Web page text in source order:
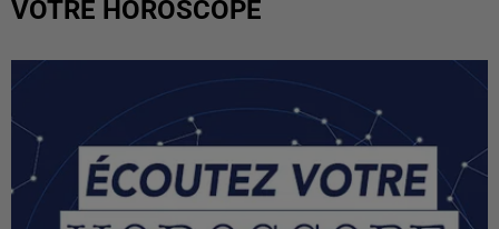
VOTRE HOROSCOPE